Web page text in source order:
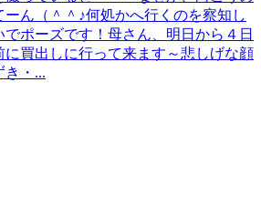
ん（＾＾♪何処かへ行くのを察知し
ポーズです！母さん、明日から４日
に買出しに行って来ます～悲しげな顔
き・...